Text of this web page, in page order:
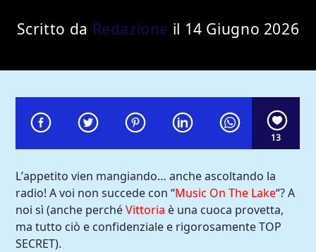
Titolo
Scritto da Redazione il 14 Giugno 2026
13
L’appetito vien mangiando… anche ascoltando la
radio! A voi non succede con “Music On The Lake“? A
noi sì (anche perchéVittoria è una cuoca provetta,
ma tutto ciò e confidenziale e rigorosamente TOP
SECRET).